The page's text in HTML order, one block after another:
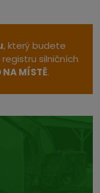
, který budete
silničních
NA MÍSTĚ.